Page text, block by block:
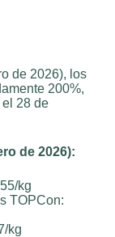
de 2026), los
200%,
28 de
de 2026):
kg
TOPCon:
kg